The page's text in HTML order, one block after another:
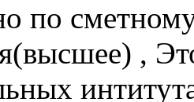
по
,